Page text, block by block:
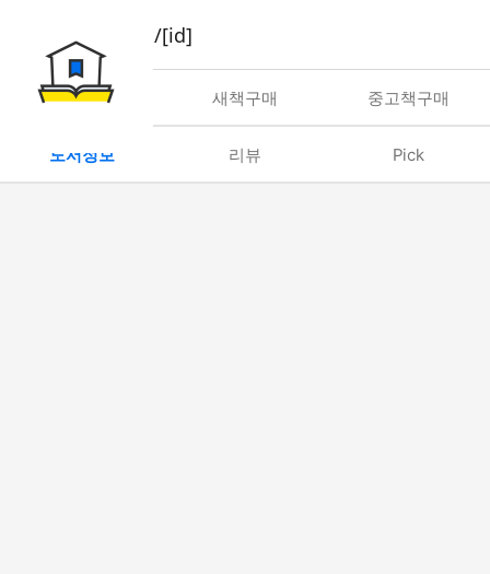
book/rent/[id]
대여 새책구매 중고책구매
도서정보 리뷰 Pick